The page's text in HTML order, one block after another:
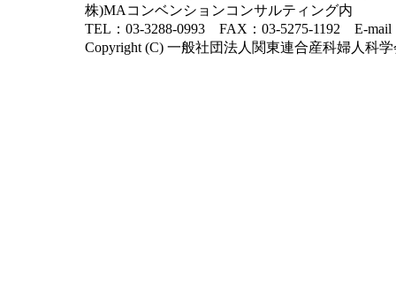
株)MAコンベンションコンサルティング内
TEL：03-3288-0993 FAX：03-5275-1192 E-mail
Copyright (C) 一般社団法人関東連合産科婦人科